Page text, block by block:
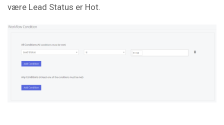
være Lead Status er Hot.